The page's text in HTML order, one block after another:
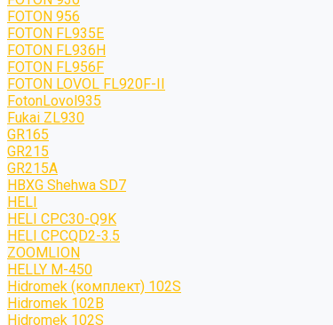
FOTON 956
FOTON FL935E
FOTON FL936H
FOTON FL956F
FOTON LOVOL FL920F-II
FotonLovol935
Fukai ZL930
GR165
GR215
GR215A
HBXG Shehwa SD7
HELI
HELI CPC30-Q9K
HELI CPCQD2-3.5
ZOOMLION
HELLY M-450
Hidromek (комплект) 102S
Hidromek 102B
Hidromek 102S